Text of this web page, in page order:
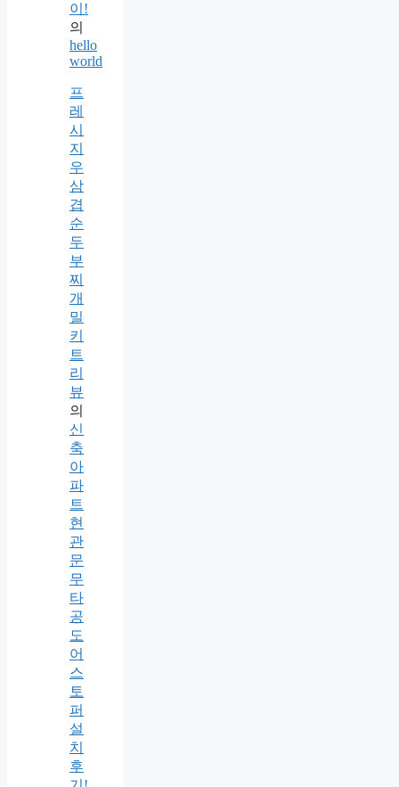
이!
의
hello
world
프
레
시
지
우
삼
겹
순
두
부
찌
개
밀
키
트
리
뷰
의
신
축
아
파
트
현
관
문
무
타
공
도
어
스
토
퍼
설
치
후